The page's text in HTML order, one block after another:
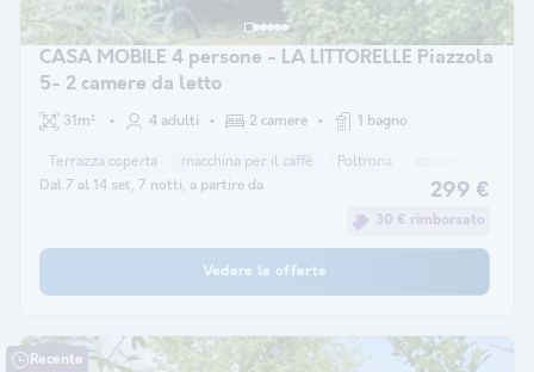
CASA MOBILE 4 persone - LA LITTORELLE Piazzola
5- 2 camere da letto
31m² 4 adulti 2 camere 1 bagno
Terrazza coperta macchina per il caffè Poltrona
Dal 7 al 14 set, 7 notti, a partire da 299 €
30 € rimborsato
Vedere le offerte
Recente